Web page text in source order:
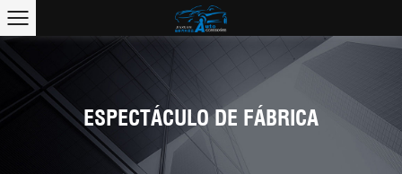
ESPECTÁCULO DE FÁBRICA